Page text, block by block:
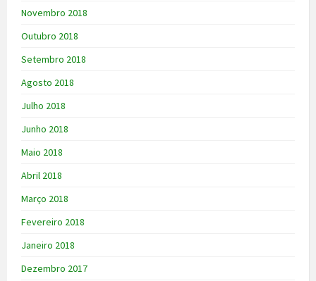
Novembro 2018
Outubro 2018
Setembro 2018
Agosto 2018
Julho 2018
Junho 2018
Maio 2018
Abril 2018
Março 2018
Fevereiro 2018
Janeiro 2018
Dezembro 2017